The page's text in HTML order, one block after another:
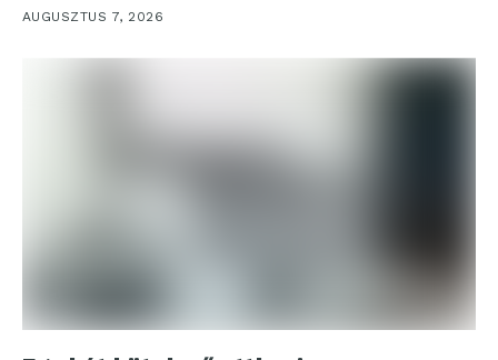
AUGUSZTUS 7, 2026